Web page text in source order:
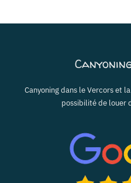
Canyoning dans le Vercors et
possibilité de louer